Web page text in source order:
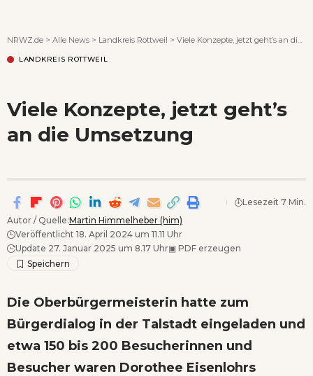
NRWZ.de > Alle News > Landkreis Rottweil > Viele Konzepte, jetzt geht’s an die Umsetzung
LANDKREIS ROTTWEIL
Viele Konzepte, jetzt geht’s
an die Umsetzung
Autor / Quelle:Martin Himmelheber (him)
Veröffentlicht 18. April 2024 um 11.11 Uhr
Update 27. Januar 2025 um 8.17 Uhr▣ PDF erzeugen
Lesezeit 7 Min.
Die Oberbürgermeisterin hatte zum
Bürgerdialog in der Talstadt eingeladen und
etwa 150 bis 200 Besucherinnen und
Besucher waren Dorothee Eisenlohrs